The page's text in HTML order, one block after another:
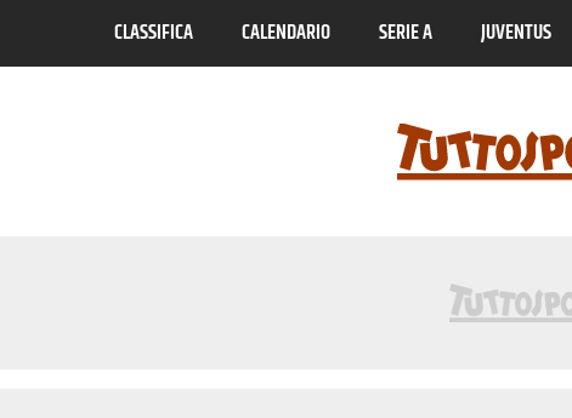
CLASSIFICA CALENDARIO SERIE A JUVENTUS